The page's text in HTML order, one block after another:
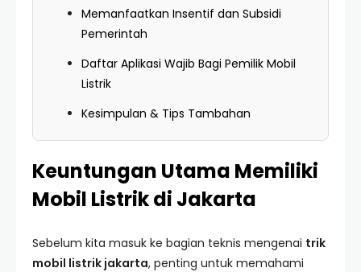
Memanfaatkan Insentif dan Subsidi
Pemerintah
Daftar Aplikasi Wajib Bagi Pemilik Mobil
Listrik
Kesimpulan & Tips Tambahan
Keuntungan Utama Memiliki
Mobil Listrik di Jakarta
Sebelum kita masuk ke bagian teknis mengenai trik
mobil listrik jakarta, penting untuk memahami